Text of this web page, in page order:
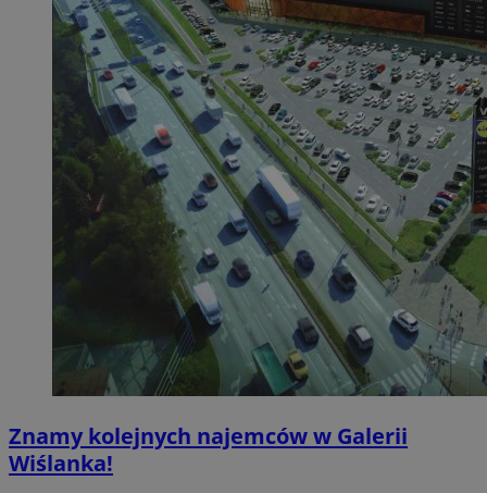
Znamy kolejnych najemców w Galerii
Wiślanka!